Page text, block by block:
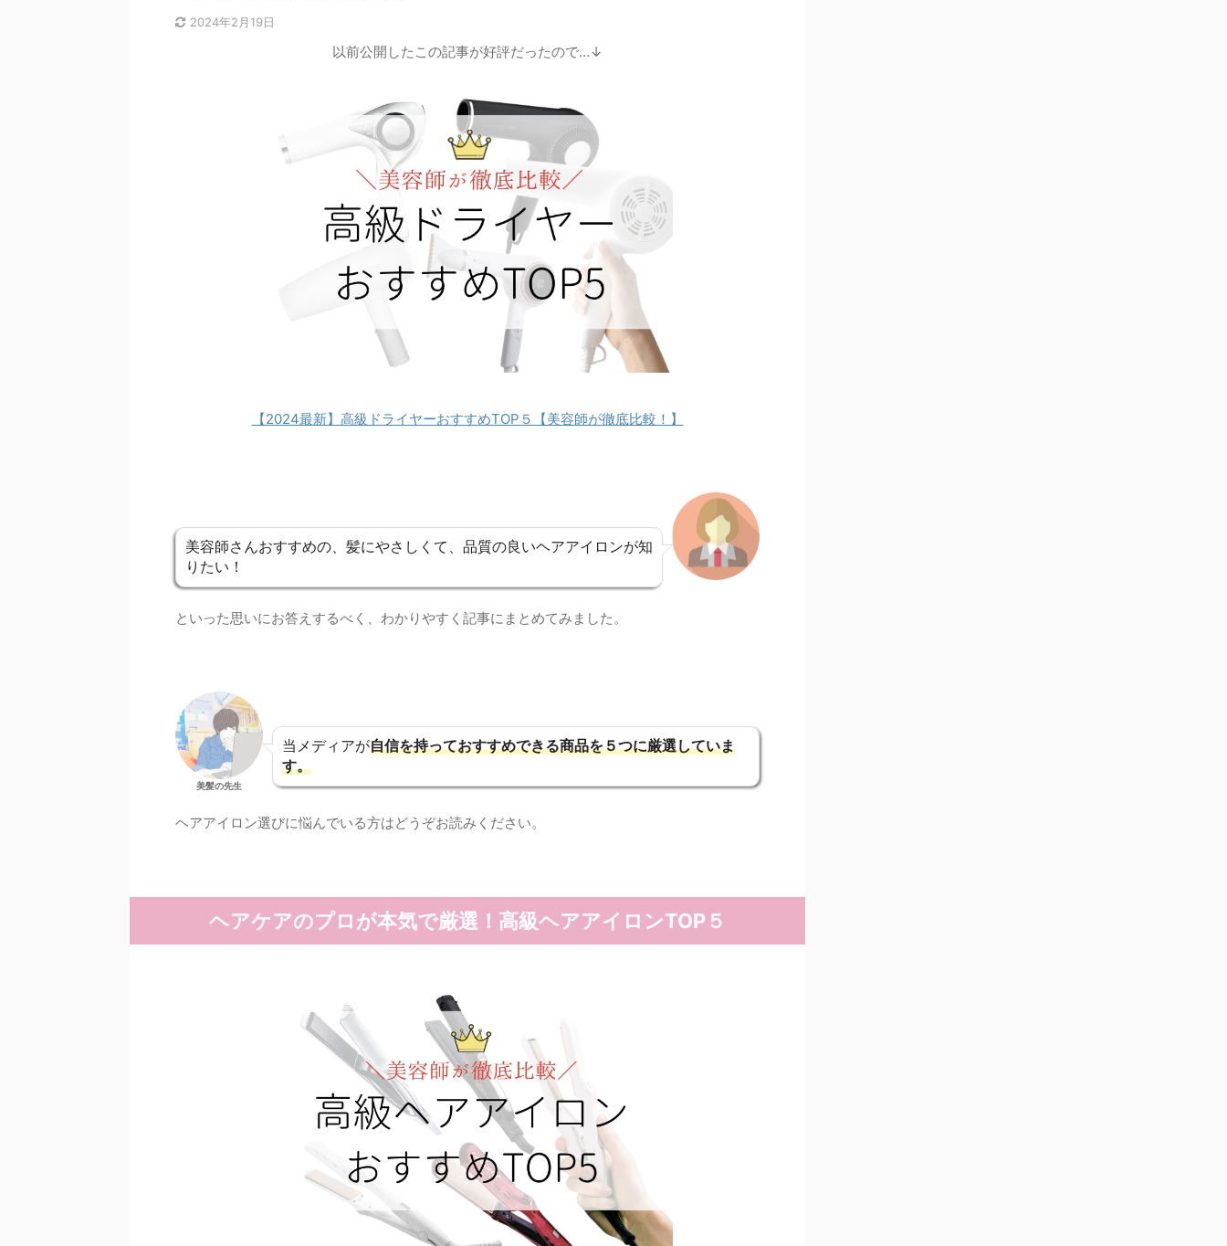
2024年2月19日
以前公開したこの記事が好評だったので…↓
【2024最新】高級ドライヤーおすすめTOP５【美容師が徹底比較！】
美容師さんおすすめの、髪にやさしくて、品質の良いヘアアイロンが知
りたい！
といった思いにお答えするべく、わかりやすく記事にまとめてみました。
美髪の先生
当メディアが自信を持っておすすめできる商品を５つに厳選していま
す。
ヘアアイロン選びに悩んでいる方はどうぞお読みください。
ヘアケアのプロが本気で厳選！高級ヘアアイロンTOP５